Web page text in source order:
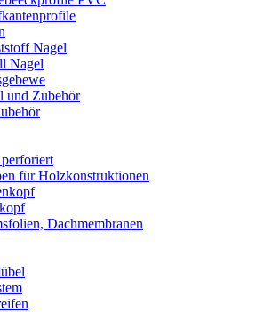
Nagel
Nagel
und Zubehör
für Holzkonstruktionen
Dachmembranen